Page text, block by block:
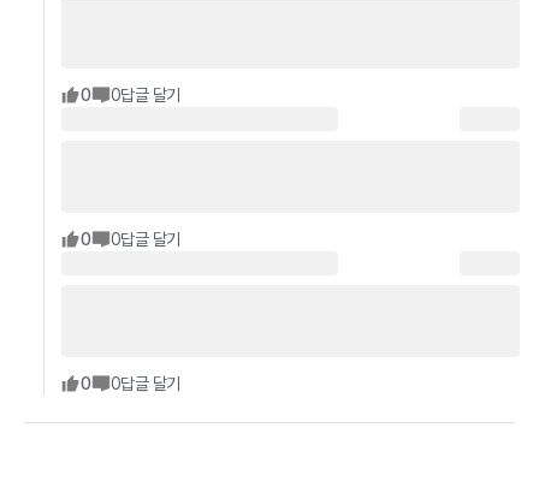
0 0답글 달기
0 0답글 달기
0 0답글 달기